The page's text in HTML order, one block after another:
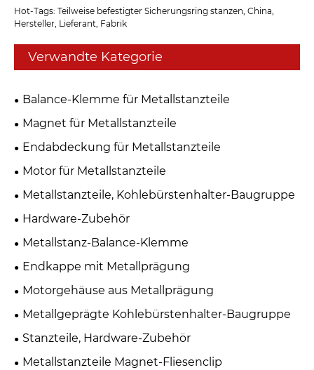
Hot-Tags: Teilweise befestigter Sicherungsring stanzen, China,
Hersteller, Lieferant, Fabrik
Verwandte Kategorie
Balance-Klemme für Metallstanzteile
Magnet für Metallstanzteile
Endabdeckung für Metallstanzteile
Motor für Metallstanzteile
Metallstanzteile, Kohlebürstenhalter-Baugruppe
Hardware-Zubehör
Metallstanz-Balance-Klemme
Endkappe mit Metallprägung
Motorgehäuse aus Metallprägung
Metallgeprägte Kohlebürstenhalter-Baugruppe
Stanzteile, Hardware-Zubehör
Metallstanzteile Magnet-Fliesenclip